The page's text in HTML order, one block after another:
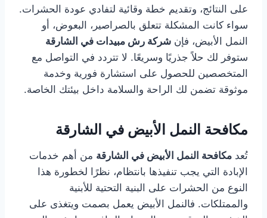
على النتائج، وتقديم خطة وقائية لتفادي عودة الحشرات.
سواء كانت المشكلة تتعلق بالصراصير، البعوض، أو
النمل الأبيض، فإن شركة رش مبيدات في الشارقة
ستوفر لك حلاً جذريًا وسريعًا. لا تتردد في التواصل مع
المتخصصين للحصول على استشارة فورية وخدمة
موثوقة تضمن لك الراحة والسلامة داخل بيئتك الخاصة.
مكافحة النمل الأبيض في الشارقة
تُعد مكافحة النمل الأبيض في الشارقة من أهم خدمات
الإبادة التي يجب تنفيذها بانتظام، نظرًا لخطورة هذا
النوع من الحشرات على البنية التحتية للأبنية
والممتلكات. فالنمل الأبيض يعمل بصمت ويتغذى على